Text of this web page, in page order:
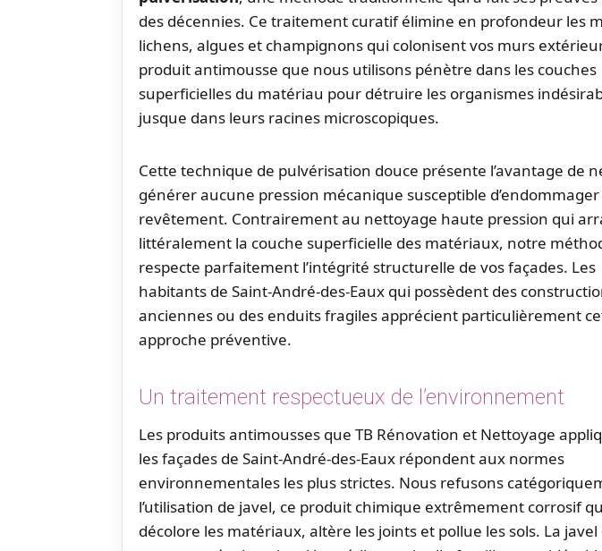
des décennies. Ce traitement curatif élimine en profondeur les
lichens, algues et champignons qui colonisent vos murs
produit antimousse que nous utilisons pénètre dans les couches
superficielles du matériau pour détruire les organismes
jusque dans leurs racines microscopiques.
Cette technique de pulvérisation douce présente l’avantage de
générer aucune pression mécanique susceptible
revêtement. Contrairement au nettoyage haute pression qui
littéralement la couche superficielle des matériaux, notre
respecte parfaitement l’intégrité structurelle de vos façades. Les
habitants de Saint-André-des-Eaux qui possèdent des
anciennes ou des enduits fragiles apprécient particulièrement
approche préventive.
Un traitement respectueux de l’environnement
Les produits antimousses que TB Rénovation et Nettoyage
les façades de Saint-André-des-Eaux répondent aux normes
environnementales les plus strictes. Nous refusons
l’utilisation de javel, ce produit chimique extrêmement corrosif
décolore les matériaux, altère les joints et pollue les sols. La